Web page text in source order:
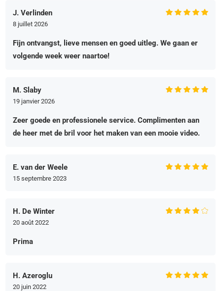
J. Verlinden
8 juillet 2026
Fijn ontvangst, lieve mensen en goed uitleg. We gaan er
volgende week weer naartoe!
M. Slaby
19 janvier 2026
Zeer goede en professionele service. Complimenten aan
de heer met de bril voor het maken van een mooie video.
E. van der Weele
15 septembre 2023
H. De Winter
20 août 2022
Prima
H. Azeroglu
20 juin 2022